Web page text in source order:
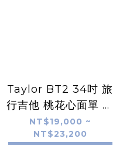
Taylor BT2 34吋 旅
行吉他 桃花心面單 沙
比利木側背板 附原廠
琴袋 ｜ BT2 / BT2-e
NT$19,000 ~
NT$23,200